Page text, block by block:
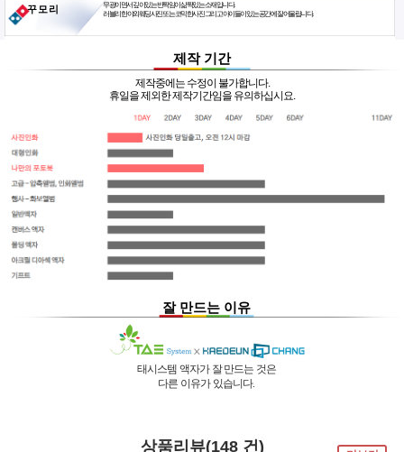
꾸 모 리
무광이면서 깊이있는 반짝임이 삶짝있는 소재입니다.
러블리한 야외웨딩사진 또는 코믹한사진 그리고 아이들이 있는 공간에 잘 어울립니다.
제작 기간
제작중에는 수정이 불가합니다.
휴일을 제외한 제작기간임을 유의하십시요.
잘 만드는 이유
태시스템 액자가 잘 만드는 것은
다른 이유가 있습니다.
독자기술의 작업 방법과 소재 그리고
액자를 만드는 전 공정의 기계를
사진UV 코팅기, 벨벳 코팅기,상품리뷰(148 건)